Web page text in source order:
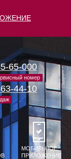
65-000
номер
44-10
МОБИЛЬНОЕ
ПРИЛОЖЕНИЕ